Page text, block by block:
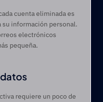
cuenta eliminada es
su información personal.
electrónicos
pequeña.
requiere un poco de